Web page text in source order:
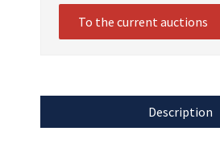
To the current auctions
Description